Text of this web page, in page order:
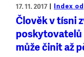
17. 11. 2017 Index
Člověk v tísni
poskytovatelů
může činit až